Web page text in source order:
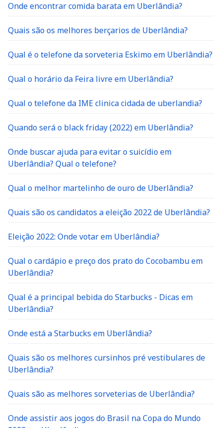
Onde encontrar comida barata em Uberlândia?
Quais são os melhores berçarios de Uberlândia?
Qual é o telefone da sorveteria Eskimo em Uberlândia?
Qual o horário da Feira livre em Uberlândia?
Qual o telefone da IME clinica cidada de uberlandia?
Quando será o black friday (2022) em Uberlândia?
Onde buscar ajuda para evitar o suicídio em
Uberlândia? Qual o telefone?
Qual o melhor martelinho de ouro de Uberlândia?
Quais são os candidatos a eleição 2022 de Uberlândia?
Eleição 2022: Onde votar em Uberlândia?
Qual o cardápio e preço dos prato do Cocobambu em
Uberlândia?
Qual é a principal bebida do Starbucks - Dicas em
Uberlândia?
Onde está a Starbucks em Uberlândia?
Quais são os melhores cursinhos pré vestibulares de
Uberlândia?
Quais são as melhores sorveterias de Uberlândia?
Onde assistir aos jogos do Brasil na Copa do Mundo